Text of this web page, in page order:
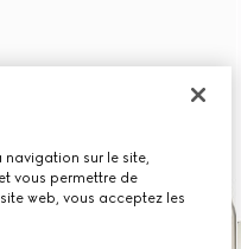
sur le site,
vous permettre de
web, vous acceptez les